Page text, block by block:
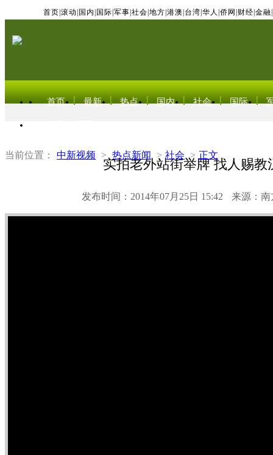
首页 滚动 国内 国际 军事 社会 地方 港澳 台湾 华人 侨网 财经 金融
首页 最新 热点 国内 社会 国际
当前位置： 中新视频 > 热点新闻 > 社会 > 正文
实拍老外站街举牌 找人赐教
发布时间：2014年07月25日 15:42 来源：南